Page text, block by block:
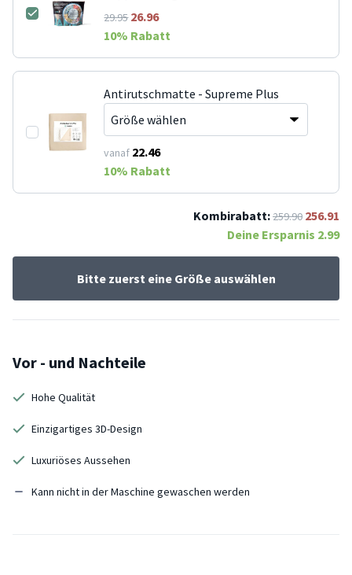
29.9526.96
10% Rabatt
Antirutschmatte - Supreme Plus
vanaf 22.46
10% Rabatt
Kombirabatt:259.90 256.91
Deine Ersparnis 2.99
Bitte zuerst eine Größe auswählen
Vor - und Nachteile
Hohe Qualität
Einzigartiges 3D-Design
Luxuriöses Aussehen
Kann nicht in der Maschine gewaschen werden